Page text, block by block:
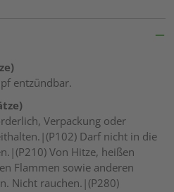
entzündbar.
Verpackung oder
Darf nicht in die
Von Hitze, heißen
Flammen sowie anderen
Nicht rauchen.|(P280)